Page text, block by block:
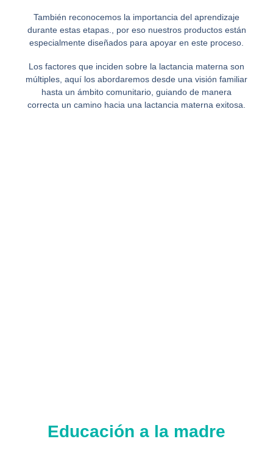
También reconocemos la importancia del aprendizaje
durante estas etapas., por eso nuestros productos están
especialmente diseñados para apoyar en este proceso.
Los factores que inciden sobre la lactancia materna son
múltiples, aquí los abordaremos desde una visión familiar
hasta un ámbito comunitario, guiando de manera
correcta un camino hacia una lactancia materna exitosa.
Educación a la madre